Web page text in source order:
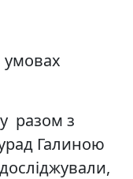
умовах
разом з
Галиною